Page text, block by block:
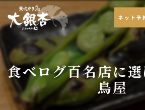
ネット予
食べログ百名店に
鳥屋